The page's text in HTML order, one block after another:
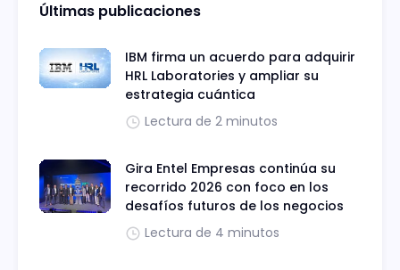
Últimas publicaciones
IBM firma un acuerdo para adquirir
HRL Laboratories y ampliar su
estrategia cuántica
Lectura de 2 minutos
Gira Entel Empresas continúa su
recorrido 2026 con foco en los
desafíos futuros de los negocios
Lectura de 4 minutos